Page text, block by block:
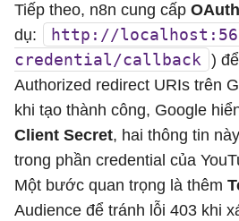
Tiếp theo, n8n cung cấp
dụ:
http://
credential/callback )
Authorized redirect URIs trên
khi tạo thành công, Google
Client Secret, hai thông tin
trong phần credential của
Một bước quan trọng là thêm
Audience để tránh lỗi 403 khi